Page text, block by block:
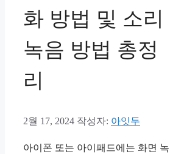
화 방법 및 소리
녹음 방법 총정
리
2월 17, 2024 작성자: 아잇두
아이폰 또는 아이패드에는 화면 녹